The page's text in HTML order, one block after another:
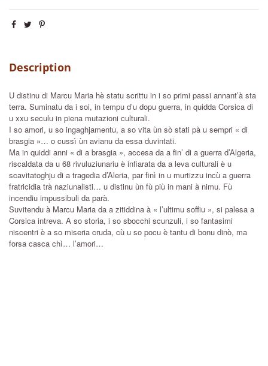
Description
U distinu di Marcu Maria hè statu scrittu in i so primi passi annant’à sta
terra. Suminatu da i soi, in tempu d’u dopu guerra, in quidda Corsica di
u xxu seculu in piena mutazioni culturali.
I so amori, u so ingaghjamentu, a so vita ùn sò stati pà u sempri « di
brasgia »… o cussì ùn avianu da essa duvintati.
Ma in quiddi anni « di a brasgia », accesa da a fin’ di a guerra d’Algeria,
riscaldata da u 68 rivuluziunariu è infiarata da a leva culturali è u
scavitatoghju di a tragedia d’Aleria, par finì in u murtizzu incù a guerra
fratricidia trà naziunalisti… u distinu ùn fù più in mani à nimu. Fù
incendiu impussibuli da parà.
Suvitendu à Marcu Maria da a zitiddina à « l’ultimu soffiu », si palesa a
Corsica intreva. A so storia, i so sbocchi scunzuli, i so fantasimi
niscentri è a so miseria cruda, cù u so pocu è tantu di bonu dinò, ma
forsa casca chì… l’amori…